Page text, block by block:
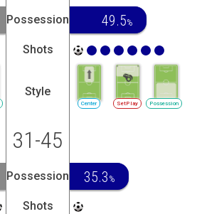
Possession 49.5%
Shots
Style
Center SetPlay Possession
31-45
Possession 35.3 %
Shots